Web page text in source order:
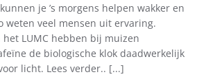
je ’s morgens helpen wakker en
weten veel mensen uit ervaring.
het LUMC hebben bij muizen
de biologische klok daadwerkelijk
licht. Lees verder.. [...]